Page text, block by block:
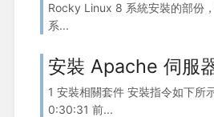
Rocky Linux 8 系統安裝的部份
系...
安裝 Apache 伺服
1 安裝相關套件 安裝指令如下所
0:30:31 前...